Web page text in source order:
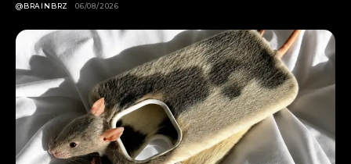
@BRAINBRZ 06/08/2026